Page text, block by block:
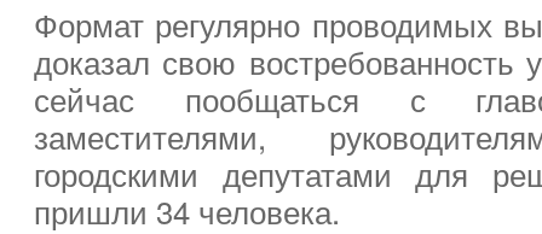
Формат регулярно проводимых
доказал свою востребованность
сейчас пообщаться с
заместителями,
городскими депутатами для
пришли 34 человека.